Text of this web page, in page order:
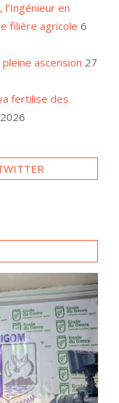
en
filière agricole 6
ascension 27
fertilise des